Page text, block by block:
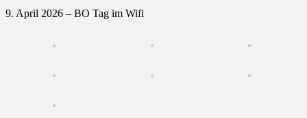
9. April 2026 – BO Tag im Wifi